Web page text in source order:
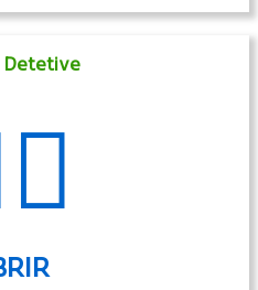
Detetive